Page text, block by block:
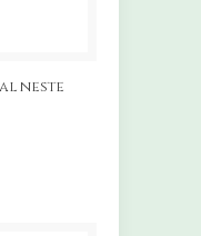
neste